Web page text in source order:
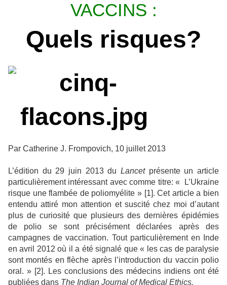
VACCINS :
Quels risques?
Par Catherine J. Frompovich, 10 juillet 2013
L’édition du 29 juin 2013 du Lancetprésente un article
particulièrement intéressant avec comme titre: « L’Ukraine
risque une flambée de poliomyélite » [1]. Cet article a bien
entendu attiré mon attention et suscité chez moi d’autant
plus de curiosité que plusieurs des dernières épidémies
de polio se sont précisément déclarées après des
campagnes de vaccination. Tout particulièrement en Inde
en avril 2012 où il a été signalé que « les cas de paralysie
sont montés en flèche après l’introduction du vaccin polio
oral. » [2]. Les conclusions des médecins indiens ont été
publiées dans The Indian Journal of Medical Ethics.